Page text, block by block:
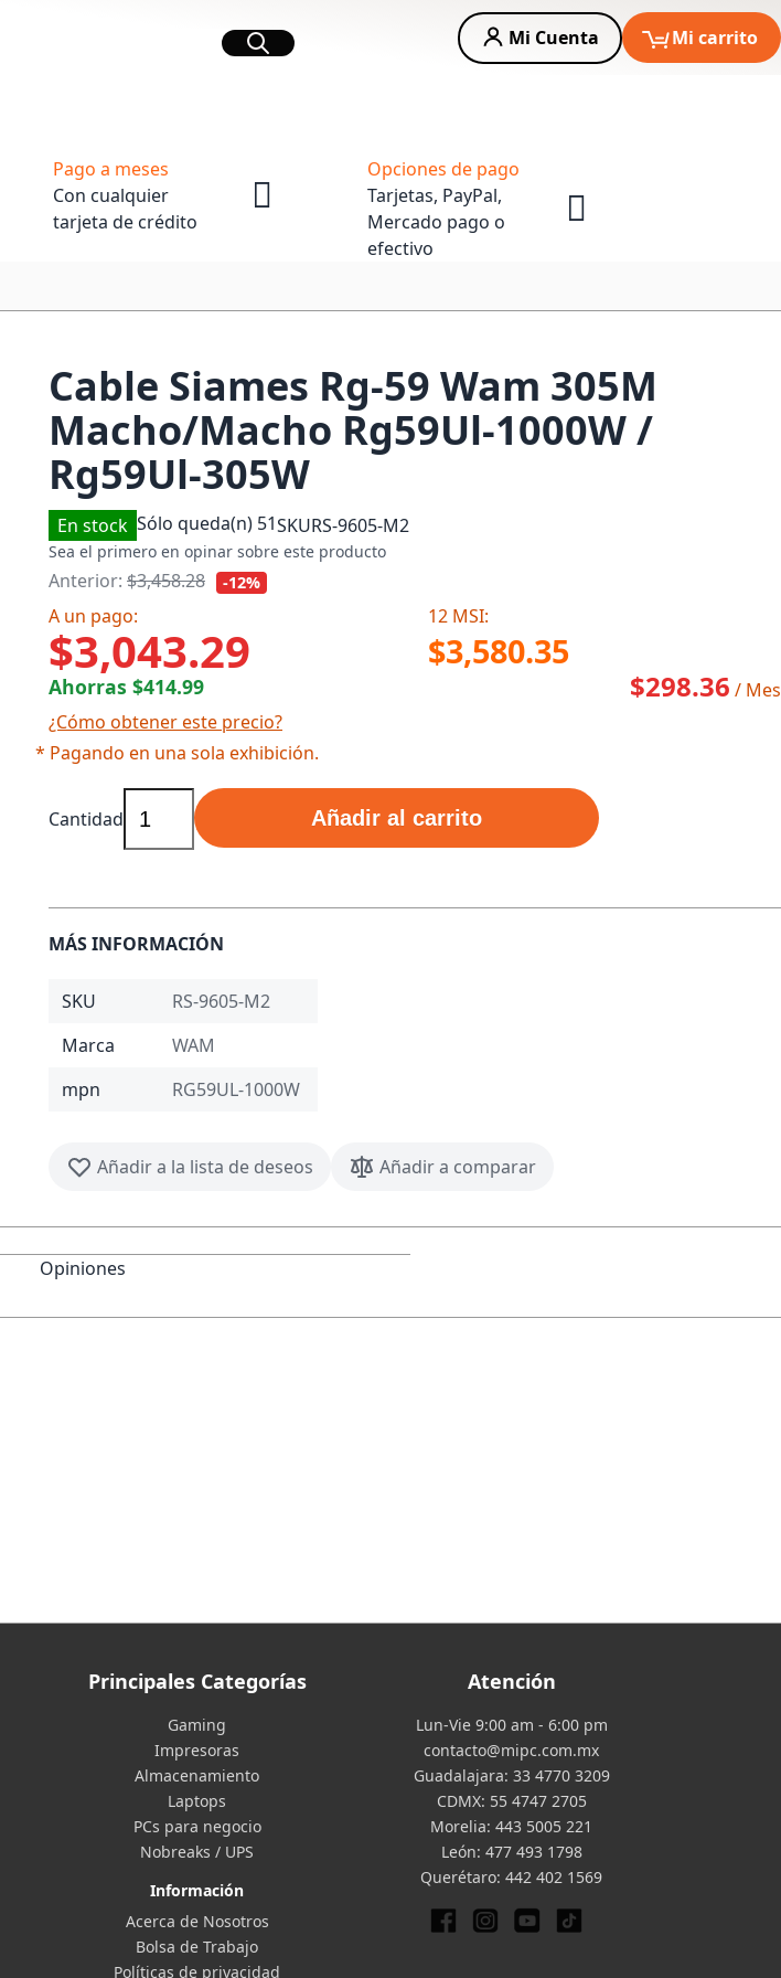
Buscar
Mi Cuenta Mi carrito
Pago a meses
Con cualquier
tarjeta de crédito
Opciones de pago
Tarjetas, PayPal,
Mercado pago o
efectivo
Cable Siames Rg-59 Wam 305M
Macho/Macho Rg59Ul-1000W /
Rg59Ul-305W
En stock Sólo queda(n) 51SKURS-9605-M2
Sea el primero en opinar sobre este producto
Anterior: $3,458.28 -12%
A un pago: 12 MSI:
$3,043.29 $3,580.35
Ahorras $414.99
¿Cómo obtener este precio?
* Pagando en una sola exhibición.
$298.36 / Mes
Cantidad Añadir al carrito
MÁS INFORMACIÓN
SKU
RS-9605-M2
Marca
WAM
mpn
RG59UL-1000W
Añadir a la lista de deseos Añadir a comparar
Opiniones
Principales Categorías
Gaming
Impresoras
Almacenamiento
Laptops
PCs para negocio
Nobreaks / UPS
Información
Acerca de Nosotros
Bolsa de Trabajo
Políticas de privacidad
Atención
Lun-Vie 9:00 am - 6:00 pm
contacto@mipc.com.mx
Guadalajara: 33 4770 3209
CDMX: 55 4747 2705
Morelia: 443 5005 221
León: 477 493 1798
Querétaro: 442 402 1569